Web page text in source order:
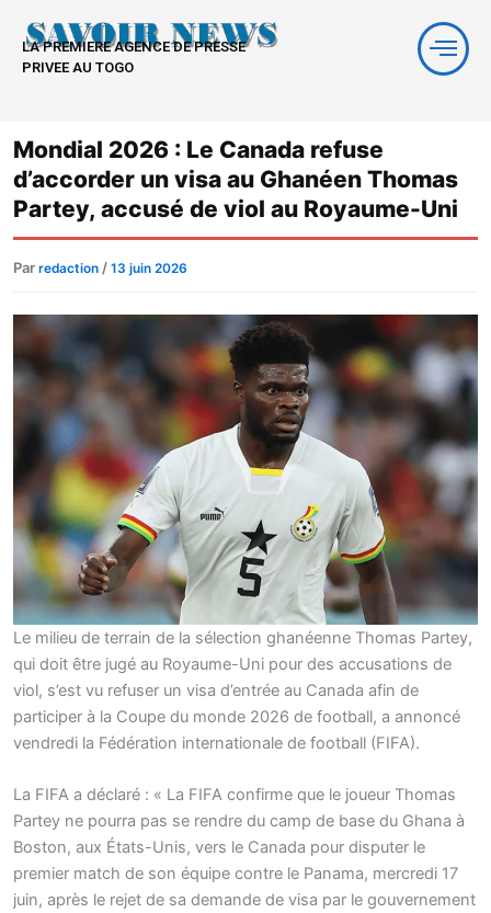
contenu
LA PREMIERE AGENCE DE PRESSE
PRIVEE AU TOGO
Mondial 2026 : Le Canada refuse
d’accorder un visa au Ghanéen Thomas
Partey, accusé de viol au Royaume-Uni
Par redaction / 13 juin 2026
Le milieu de terrain de la sélection ghanéenne Thomas Partey,
qui doit être jugé au Royaume-Uni pour des accusations de
viol, s’est vu refuser un visa d’entrée au Canada afin de
participer à la Coupe du monde 2026 de football, a annoncé
vendredi la Fédération internationale de football (FIFA).
La FIFA a déclaré : « La FIFA confirme que le joueur Thomas
Partey ne pourra pas se rendre du camp de base du Ghana à
Boston, aux États-Unis, vers le Canada pour disputer le
premier match de son équipe contre le Panama, mercredi 17
juin, après le rejet de sa demande de visa par le gouvernement